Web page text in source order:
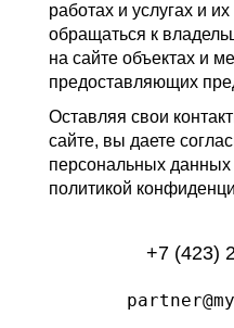
работах и услугах и
обращаться к
на сайте объектах и
предоставляющих
Оставляя свои
сайте, вы даете
персональных данных
политикой
+7 (423)